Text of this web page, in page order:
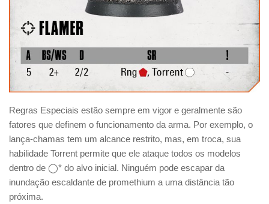
Regras Especiais estão sempre em vigor e geralmente são
fatores que definem o funcionamento da arma. Por exemplo, o
lança-chamas tem um alcance restrito, mas, em troca, sua
habilidade Torrent permite que ele ataque todos os modelos
dentro de ◯* do alvo inicial. Ninguém pode escapar da
inundação escaldante de promethium a uma distância tão
próxima.